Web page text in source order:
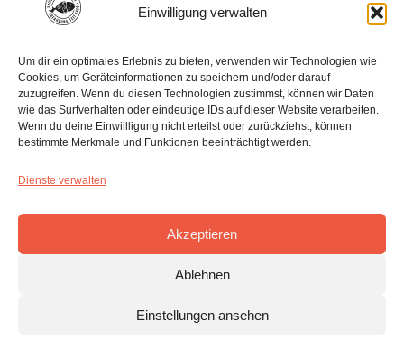
Einwilligung verwalten
Um dir ein optimales Erlebnis zu bieten, verwenden wir Technologien wie
Cookies, um Geräteinformationen zu speichern und/oder darauf
zuzugreifen. Wenn du diesen Technologien zustimmst, können wir Daten
wie das Surfverhalten oder eindeutige IDs auf dieser Website verarbeiten.
Wenn du deine Einwillligung nicht erteilst oder zurückziehst, können
bestimmte Merkmale und Funktionen beeinträchtigt werden.
Dienste verwalten
Akzeptieren
Ablehnen
Einstellungen ansehen
Logistik und Kühlung
– verlässlich, aber
ehrlich
Gerade bei Fleisch und Fisch ist die Kühlung
entscheidend. Deshalb achten wir auf eine durchgehende
Was wir Dir nicht versprechen, sind Wunder. Feste
internationalen Handel nicht jeder Tag gleich läuft. Was Du